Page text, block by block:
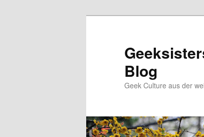
Blog
Geek Culture aus der